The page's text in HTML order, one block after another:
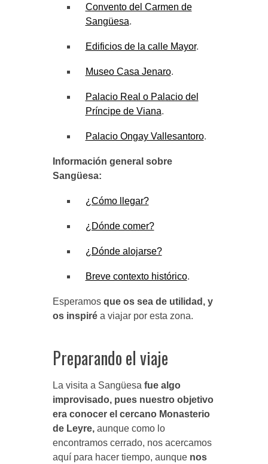
Convento del Carmen de
Sangüesa.
Edificios de la calle Mayor.
Museo Casa Jenaro.
Palacio Real o Palacio del
Príncipe de Viana.
Palacio Ongay Vallesantoro.
Información general sobre
Sangüesa:
¿Cómo llegar?
¿Dónde comer?
¿Dónde alojarse?
Breve contexto histórico.
Esperamos que os sea de utilidad, y
os inspiréa viajar por esta zona.
Preparando el viaje
La visita a Sangüesa fue algo
improvisado, pues nuestro objetivo
era conocer el cercano Monasterio
de Leyre,aunque como lo
encontramos cerrado, nos acercamos
aquí para hacer tiempo, aunque nos